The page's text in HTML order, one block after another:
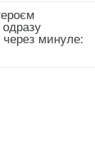
одразу
через минуле: